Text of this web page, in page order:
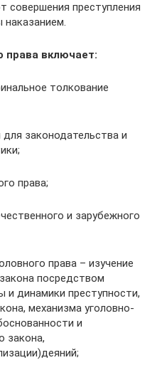
преступления
наказанием.
права включает:
толкование
законодательства и
права;
и зарубежного
права – изучение
посредством
и динамики преступности,
механизма уголовно-
и
закона,